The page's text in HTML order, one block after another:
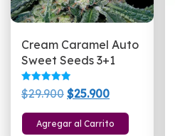
Cream Caramel Auto
Sweet Seeds 3+1
Valorado
con
de 5
$29.900 El
precio
original
$25.900El
precio
actual
Agregar al Carrito